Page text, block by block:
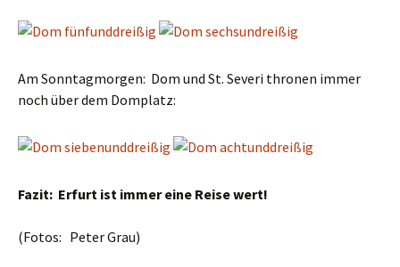
Am Sonntagmorgen: Dom und St. Severi thronen immer
noch über dem Domplatz:
Fazit: Erfurt ist immer eine Reise wert!
(Fotos: Peter Grau)